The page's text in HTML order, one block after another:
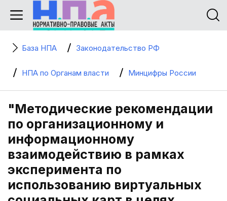
База НПА Законодательство РФ
НПА по Органам власти Минцифры России
"Методические рекомендации
по организационному и
информационному
взаимодействию в рамках
эксперимента по
использованию виртуальных